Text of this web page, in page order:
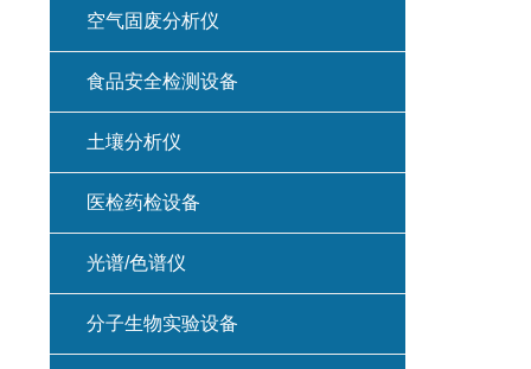
空气固废分析仪
食品安全检测设备
土壤分析仪
医检药检设备
光谱/色谱仪
分子生物实验设备